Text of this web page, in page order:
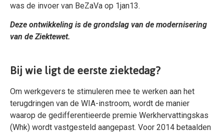
was de invoer van BeZaVa op 1jan13.
Deze ontwikkeling is de grondslag van de modernisering
van de Ziektewet.
Bij wie ligt de eerste ziektedag?
Om werkgevers te stimuleren mee te werken aan het
terugdringen van de WIA-instroom, wordt de manier
waarop de gedifferentieerde premie Werkhervattingskas
(Whk) wordt vastgesteld aangepast. Voor 2014 betaalden